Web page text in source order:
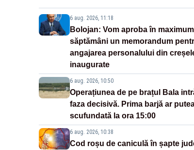
6 aug. 2026, 11:18
Bolojan: Vom aproba în
săptămâni un memorandum
angajarea personalului din
inaugurate
6 aug. 2026, 10:50
Operațiunea de pe brațul Bala
faza decisivă. Prima barjă ar
scufundată la ora 15:00
6 aug. 2026, 10:38
Cod roșu de caniculă în șapte